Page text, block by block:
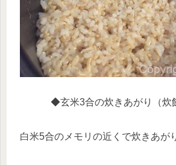
◆玄米3合の炊きあがり（炊
白米5合のメモリの近くで炊きあが